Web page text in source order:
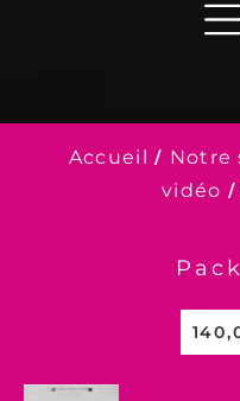
Accueil / Notre
vidéo /